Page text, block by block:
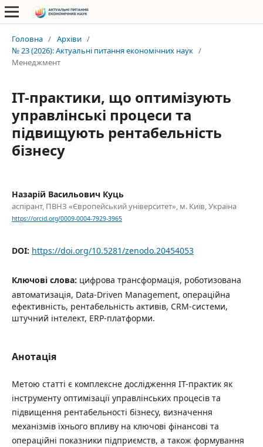
Головна / Архіви /
№ 23 (2026): Актуальні питання економічних наук /
Менеджмент
ІТ-практики, що оптимізують
управлінські процеси та
підвищують рентабельність
бізнесу
Назарій Васильович Куць
аспірант, ПВНЗ «Європейський університет», м. Київ, Україна
https://orcid.org/0009-0004-7929-3965
DOI: https://doi.org/10.5281/zenodo.20454053
Ключові слова: цифрова трансформація, роботизована
автоматизація, Data-Driven Management, операційна
ефективність, рентабельність активів, CRM-системи,
штучний інтелект, ERP-платформи.
Анотація
Метою статті є комплексне дослідження ІТ-практик як
інструменту оптимізації управлінських процесів та
підвищення рентабельності бізнесу, визначення
механізмів їхнього впливу на ключові фінансові та
операційні показники підприємств, а також формування